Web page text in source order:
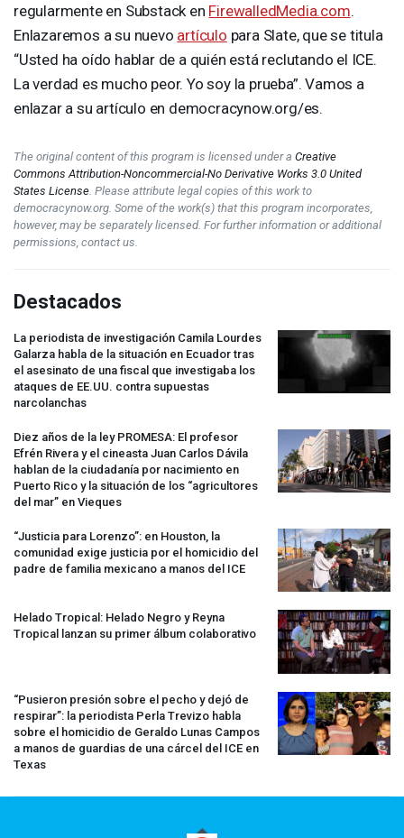
regularmente en Substack en FirewalledMedia.com.
Enlazaremos a su nuevo artículo para Slate, que se titula
“Usted ha oído hablar de a quién está reclutando el ICE.
La verdad es mucho peor. Yo soy la prueba”. Vamos a
enlazar a su artículo en democracynow.org/es.
The original content of this program is licensed under a Creative
Commons Attribution-Noncommercial-No Derivative Works 3.0 United
States License . Please attribute legal copies of this work to
democracynow.org. Some of the work(s) that this program incorporates,
however, may be separately licensed. For further information or additional
permissions, contact us.
Destacados
La periodista de investigación Camila Lourdes
Galarza habla de la situación en Ecuador tras
el asesinato de una fiscal que investigaba los
ataques de EE.UU. contra supuestas
narcolanchas
Diez años de la ley PROMESA: El profesor
Efrén Rivera y el cineasta Juan Carlos Dávila
hablan de la ciudadanía por nacimiento en
Puerto Rico y la situación de los “agricultores
del mar” en Vieques
“Justicia para Lorenzo”: en Houston, la
comunidad exige justicia por el homicidio del
padre de familia mexicano a manos del ICE
Helado Tropical: Helado Negro y Reyna
Tropical lanzan su primer álbum colaborativo
“Pusieron presión sobre el pecho y dejó de
respirar”: la periodista Perla Trevizo habla
sobre el homicidio de Geraldo Lunas Campos
a manos de guardias de una cárcel del ICE en
Texas